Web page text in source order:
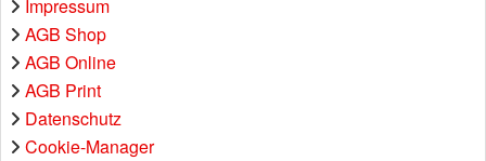
Impressum
AGB Shop
AGB Online
AGB Print
Datenschutz
Cookie-Manager